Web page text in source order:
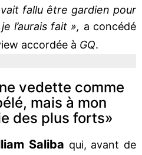
fallu être gardien pour
l’aurais fait », a concédé
accordée à GQ.
vedette comme
mais à mon
des plus forts»
Saliba qui, avant de